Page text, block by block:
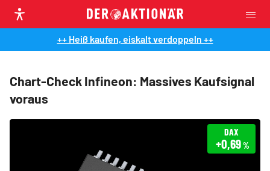
++ Heiß kaufen, eiskalt verdoppeln ++
Chart-Check Infineon: Massives Kaufsignal
voraus
DAX
+0,69%